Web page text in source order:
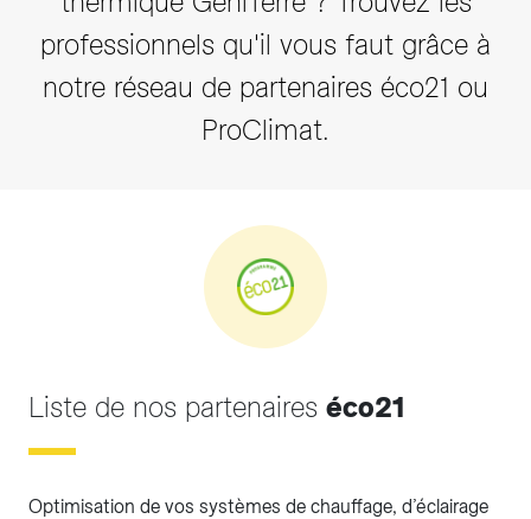
professionnels qu'il vous faut grâce à
notre réseau de partenaires éco21 ou
ProClimat.
Liste de nos partenaires éco21
Optimisation de vos systèmes de chauffage, d’éclairage